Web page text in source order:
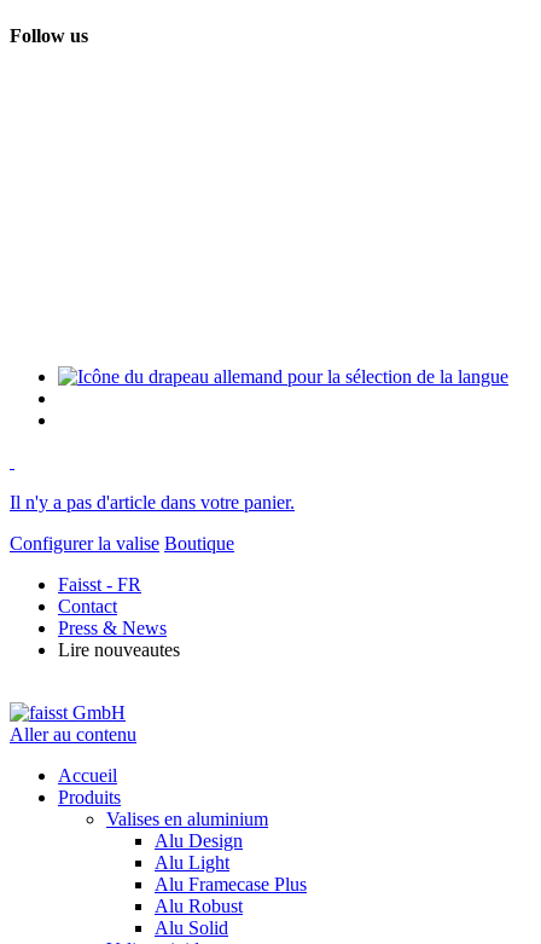
Follow us
Il n'y a pas d'article dans votre panier.
Configurer la valise Boutique
Faisst - FR
Contact
Press & News
Lire nouveautes
Aller au contenu
Accueil
Produits
Valises en aluminium
Alu Design
Alu Light
Alu Framecase Plus
Alu Robust
Alu Solid